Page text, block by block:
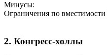
Минусы:
Ограничения по вместимости
2. Конгресс-холлы